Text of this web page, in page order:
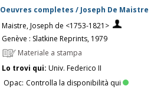
Oeuvres completes / Joseph De Maistre
Maistre, Joseph de <1753-1821>
Genève : Slatkine Reprints, 1979
Materiale a stampa
Lo trovi qui: Univ. Federico II
Opac: Controlla la disponibilità qui